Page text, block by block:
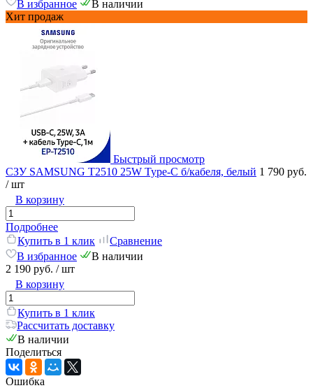
В избранное
В наличии
Хит продаж
Быстрый просмотр
СЗУ SAMSUNG T2510 25W Type-C б/кабеля, белый 1 790 руб.
/ шт
В корзину
Подробнее
Купить в 1 клик
Сравнение
В избранное
В наличии
2 190 руб. / шт
В корзину
Купить в 1 клик
Рассчитать доставку
В наличии
Поделиться
Ошибка